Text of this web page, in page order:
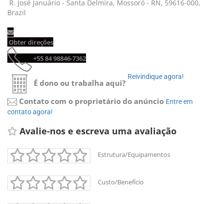
R. José Januário - Santa Delmira, Mossoró - RN, 59616-000,
Brazil
Obter direções
+55 84 98846-7362
É dono ou trabalha aqui?
Reivindique agora!
Contato com o proprietário do anúncio Entre em
contato agora!
Avalie-nos e escreva uma avaliação
Estrutura/Equipamentos
Custo/Benefício